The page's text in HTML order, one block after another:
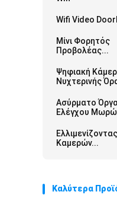
Wifi Video
Μίνι Φορητός
Προβολέας...
Ψηφιακή
Νυχτερινής
Ασύρματο
Ελέγχου
Καμερών...
Καλύτερα